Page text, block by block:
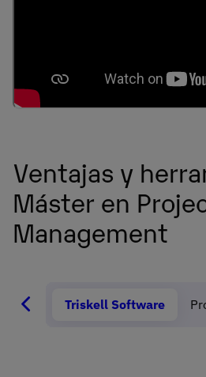
Ventajas y
Máster en
Management
Triskell Software